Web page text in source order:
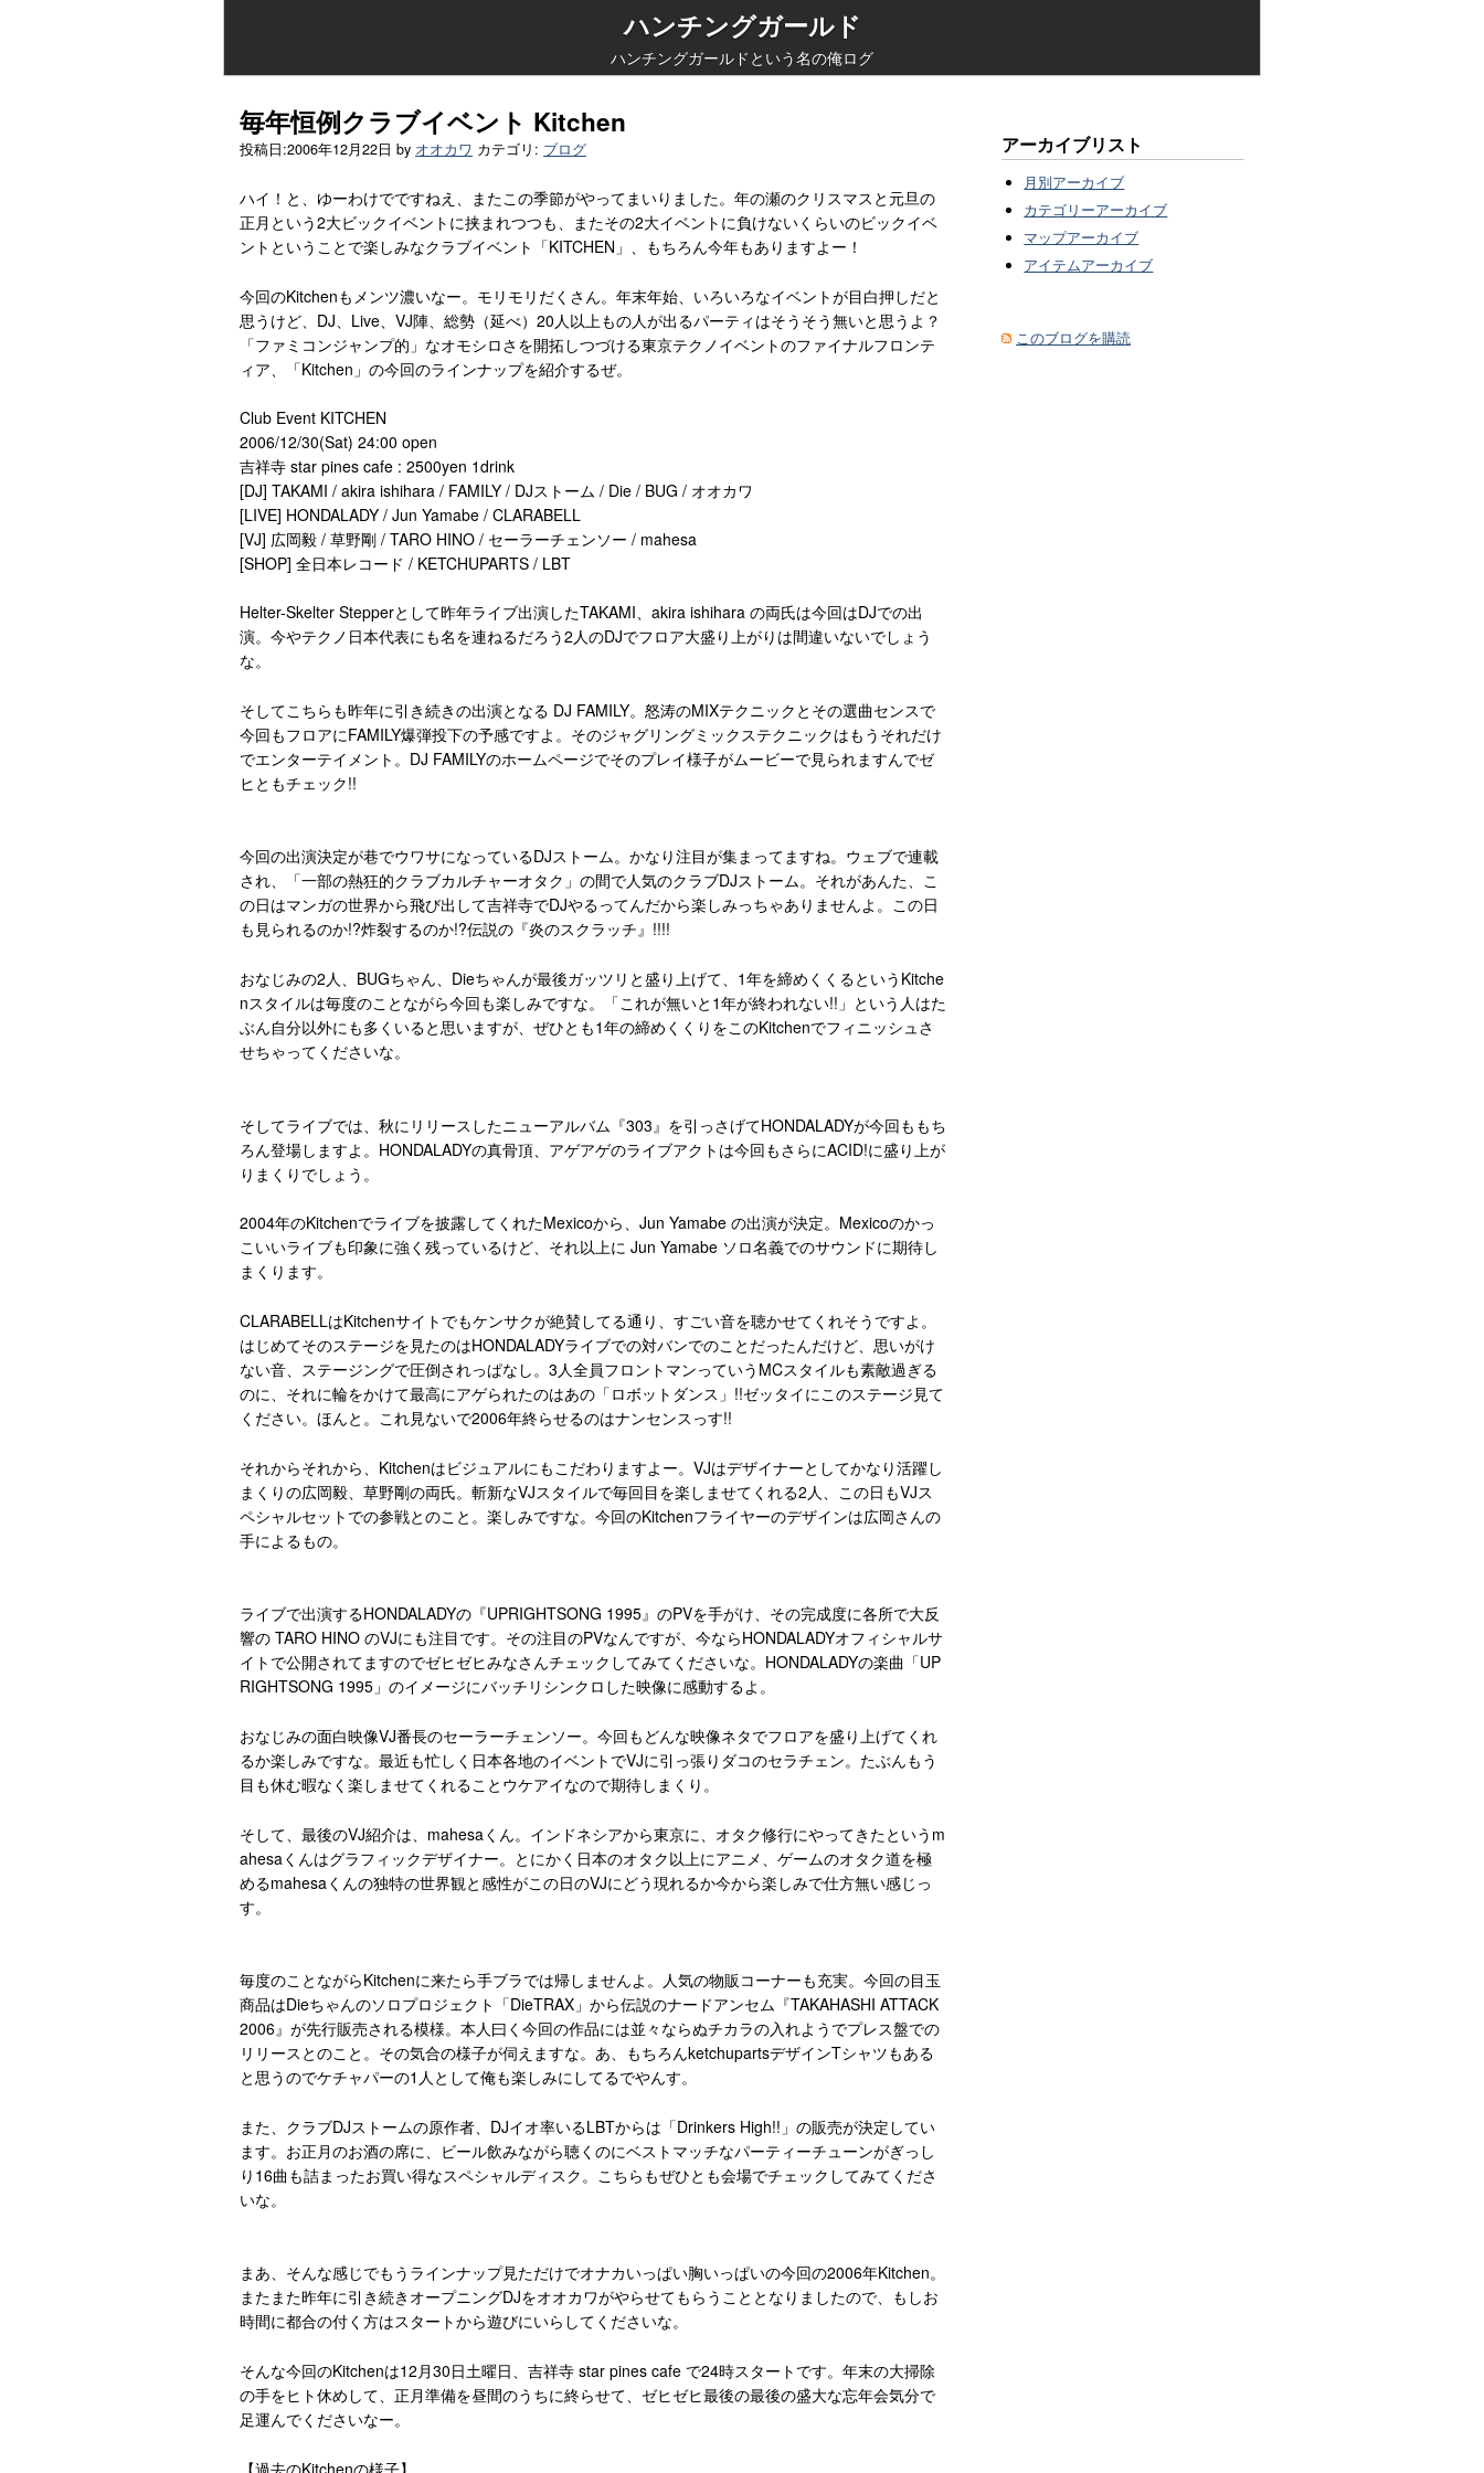
ハンチングガールド
ハンチングガールドという名の俺ログ
毎年恒例クラブイベント Kitchen
投稿日:2006年12月22日 by オオカワ カテゴリ: ブログ
ハイ！と、ゆーわけでですねえ、またこの季節がやってまいりました。年の瀬のクリスマスと元旦の
正月という2大ビックイベントに挟まれつつも、またその2大イベントに負けないくらいのビックイベ
ントということで楽しみなクラブイベント「KITCHEN」、もちろん今年もありますよー！
今回のKitchenもメンツ濃いなー。モリモリだくさん。年末年始、いろいろなイベントが目白押しだと
思うけど、DJ、Live、VJ陣、総勢（延べ）20人以上もの人が出るパーティはそうそう無いと思うよ？
「ファミコンジャンプ的」なオモシロさを開拓しつづける東京テクノイベントのファイナルフロンテ
ィア、「Kitchen」の今回のラインナップを紹介するぜ。
Club Event KITCHEN
2006/12/30(Sat) 24:00 open
吉祥寺 star pines cafe : 2500yen 1drink
[DJ] TAKAMI / akira ishihara / FAMILY / DJストーム / Die / BUG / オオカワ
[LIVE] HONDALADY / Jun Yamabe / CLARABELL
[VJ] 広岡毅 / 草野剛 / TARO HINO / セーラーチェンソー / mahesa
[SHOP] 全日本レコード / KETCHUPARTS / LBT
Helter-Skelter Stepperとして昨年ライブ出演したTAKAMI、akira ishihara の両氏は今回はDJでの出
演。今やテクノ日本代表にも名を連ねるだろう2人のDJでフロア大盛り上がりは間違いないでしょう
な。
そしてこちらも昨年に引き続きの出演となる DJ FAMILY。怒涛のMIXテクニックとその選曲センスで
今回もフロアにFAMILY爆弾投下の予感ですよ。そのジャグリングミックステクニックはもうそれだけ
でエンターテイメント。DJ FAMILYのホームページでそのプレイ様子がムービーで見られますんでゼ
ヒともチェック!!
今回の出演決定が巷でウワサになっているDJストーム。かなり注目が集まってますね。ウェブで連載
され、「一部の熱狂的クラブカルチャーオタク」の間で人気のクラブDJストーム。それがあんた、こ
の日はマンガの世界から飛び出して吉祥寺でDJやるってんだから楽しみっちゃありませんよ。この日
も見られるのか!?炸裂するのか!?伝説の『炎のスクラッチ』!!!!
おなじみの2人、BUGちゃん、Dieちゃんが最後ガッツリと盛り上げて、1年を締めくくるというKitche
nスタイルは毎度のことながら今回も楽しみですな。「これが無いと1年が終われない!!」という人はた
ぶん自分以外にも多くいると思いますが、ぜひとも1年の締めくくりをこのKitchenでフィニッシュさ
せちゃってくださいな。
そしてライブでは、秋にリリースしたニューアルバム『303』を引っさげてHONDALADYが今回ももち
ろん登場しますよ。HONDALADYの真骨頂、アゲアゲのライブアクトは今回もさらにACID!に盛り上が
りまくりでしょう。
2004年のKitchenでライブを披露してくれたMexicoから、Jun Yamabe の出演が決定。Mexicoのかっ
こいいライブも印象に強く残っているけど、それ以上に Jun Yamabe ソロ名義でのサウンドに期待し
まくります。
CLARABELLはKitchenサイトでもケンサクが絶賛してる通り、すごい音を聴かせてくれそうですよ。
はじめてそのステージを見たのはHONDALADYライブでの対バンでのことだったんだけど、思いがけ
ない音、ステージングで圧倒されっぱなし。3人全員フロントマンっていうMCスタイルも素敵過ぎる
のに、それに輪をかけて最高にアゲられたのはあの「ロボットダンス」!!ゼッタイにこのステージ見て
ください。ほんと。これ見ないで2006年終らせるのはナンセンスっす!!
それからそれから、Kitchenはビジュアルにもこだわりますよー。VJはデザイナーとしてかなり活躍し
まくりの広岡毅、草野剛の両氏。斬新なVJスタイルで毎回目を楽しませてくれる2人、この日もVJス
ペシャルセットでの参戦とのこと。楽しみですな。今回のKitchenフライヤーのデザインは広岡さんの
手によるもの。
ライブで出演するHONDALADYの『UPRIGHTSONG 1995』のPVを手がけ、その完成度に各所で大反
響の TARO HINO のVJにも注目です。その注目のPVなんですが、今ならHONDALADYオフィシャルサ
イトで公開されてますのでゼヒゼヒみなさんチェックしてみてくださいな。HONDALADYの楽曲「UP
RIGHTSONG 1995」のイメージにバッチリシンクロした映像に感動するよ。
おなじみの面白映像VJ番長のセーラーチェンソー。今回もどんな映像ネタでフロアを盛り上げてくれ
るか楽しみですな。最近も忙しく日本各地のイベントでVJに引っ張りダコのセラチェン。たぶんもう
目も休む暇なく楽しませてくれることウケアイなので期待しまくり。
そして、最後のVJ紹介は、mahesaくん。インドネシアから東京に、オタク修行にやってきたというm
ahesaくんはグラフィックデザイナー。とにかく日本のオタク以上にアニメ、ゲームのオタク道を極
めるmahesaくんの独特の世界観と感性がこの日のVJにどう現れるか今から楽しみで仕方無い感じっ
す。
毎度のことながらKitchenに来たら手ブラでは帰しませんよ。人気の物販コーナーも充実。今回の目玉
商品はDieちゃんのソロプロジェクト「DieTRAX」から伝説のナードアンセム『TAKAHASHI ATTACK
2006』が先行販売される模様。本人曰く今回の作品には並々ならぬチカラの入れようでプレス盤での
リリースとのこと。その気合の様子が伺えますな。あ、もちろんketchupartsデザインTシャツもある
と思うのでケチャパーの1人として俺も楽しみにしてるでやんす。
また、クラブDJストームの原作者、DJイオ率いるLBTからは「Drinkers High!!」の販売が決定してい
ます。お正月のお酒の席に、ビール飲みながら聴くのにベストマッチなパーティーチューンがぎっし
り16曲も詰まったお買い得なスペシャルディスク。こちらもぜひとも会場でチェックしてみてくださ
いな。
まあ、そんな感じでもうラインナップ見ただけでオナカいっぱい胸いっぱいの今回の2006年Kitchen。
またまた昨年に引き続きオープニングDJをオオカワがやらせてもらうこととなりましたので、もしお
時間に都合の付く方はスタートから遊びにいらしてくださいな。
そんな今回のKitchenは12月30日土曜日、吉祥寺 star pines cafe で24時スタートです。年末の大掃除
の手をヒト休めして、正月準備を昼間のうちに終らせて、ゼヒゼヒ最後の最後の盛大な忘年会気分で
足運んでくださいなー。
【過去のKitchenの様子】
アーカイブリスト
月別アーカイブ
カテゴリーアーカイブ
マップアーカイブ
アイテムアーカイブ
このブログを購読